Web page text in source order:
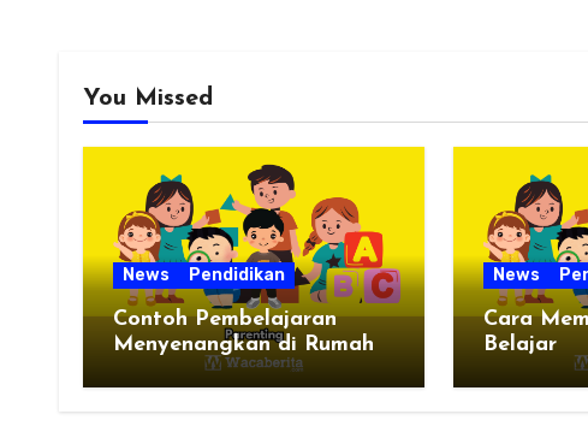
You Missed
News Pendidikan
Contoh Pembelajaran
Menyenangkan di Rumah
News
Cara
Belajar